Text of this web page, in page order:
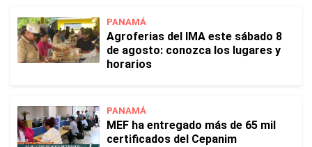
PANAMÁ
Agroferias del IMA este sábado 8
de agosto: conozca los lugares y
horarios
PANAMÁ
MEF ha entregado más de 65 mil
certificados del Cepanim